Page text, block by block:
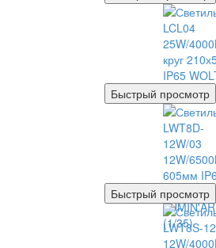
Быстрый просмотр
Быстрый просмотр